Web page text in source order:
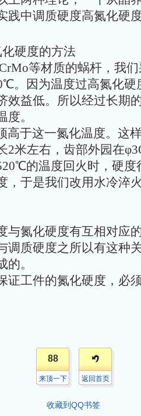
践中调质硬度高氮化硬
硬度的方法
等材质的蜗杆，我
。因为温度过高氮化硬
效益低。所以经过长期
度。
高于这一氮化温度。这
2米左右，齿部外园在
的温度回火时，硬度
，于是我们改用水冷淬
与氮化硬度有互相对应
质硬度之所以有这种
的。
工件的氮化硬度，必
88
来顶一下 返回首页
收藏到QQ书签